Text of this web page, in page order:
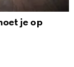
je op